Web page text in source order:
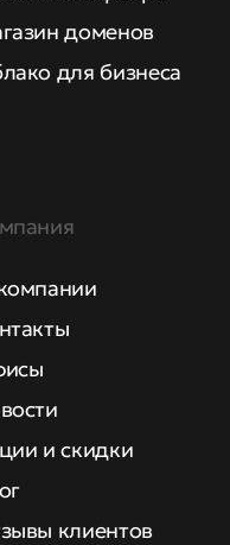
доменов
для бизнеса
и скидки
клиентов